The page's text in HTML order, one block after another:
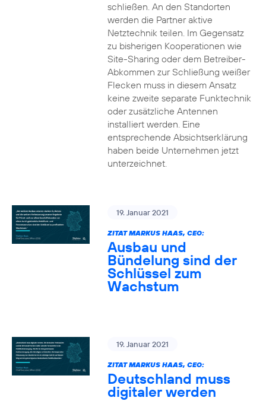
schließen. An den Standorten
werden die Partner aktive
Netztechnik teilen. Im Gegensatz
zu bisherigen Kooperationen wie
Site-Sharing oder dem Betreiber-
Abkommen zur Schließung weißer
Flecken muss in diesem Ansatz
keine zweite separate Funktechnik
oder zusätzliche Antennen
installiert werden. Eine
entsprechende Absichtserklärung
haben beide Unternehmen jetzt
unterzeichnet.
19. Januar 2021
ZITAT MARKUS HAAS, CEO:
Ausbau und
Bündelung sind der
Schlüssel zum
Wachstum
19. Januar 2021
ZITAT MARKUS HAAS, CEO:
Deutschland muss
digitaler werden